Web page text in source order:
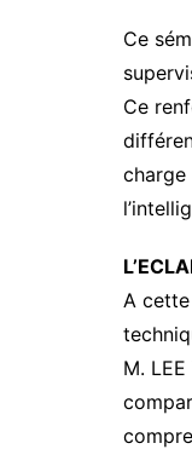
Ce
Ce
charge
A
M.